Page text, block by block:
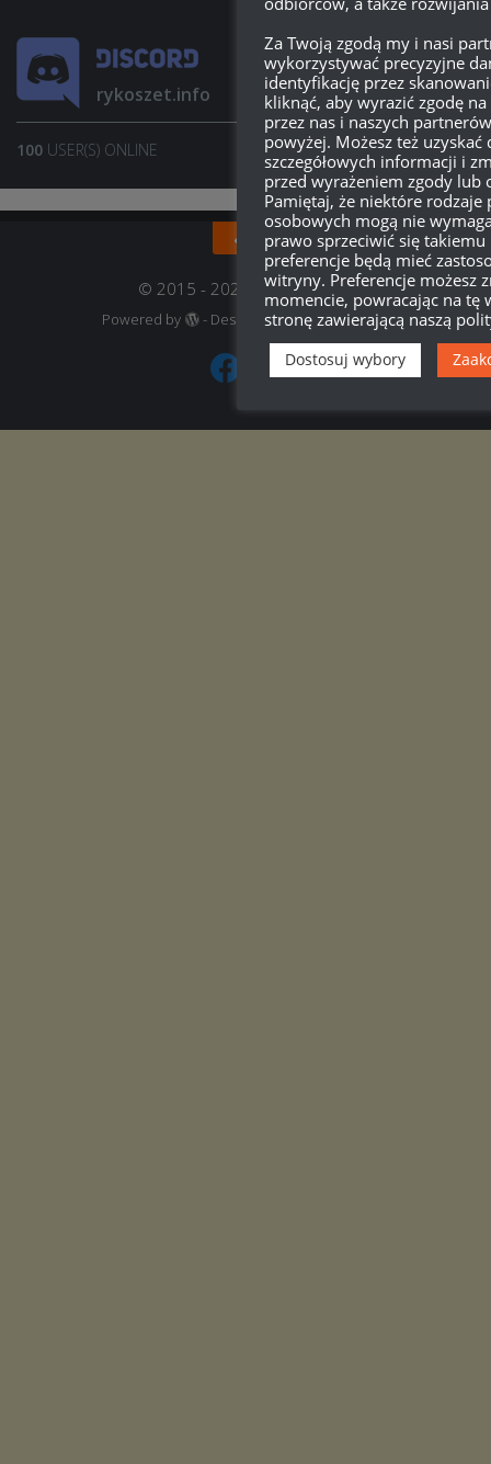
rykoszet.info
100 USER(S) ONLINE JOIN SERVER
© 2015 - 2022, rykoszet.info
Powered by - Designed withHueman Pro
Za Twoją zgodą my i nasi
wykorzystywać precyzyjne
identyfikację przez
kliknąć, aby wyrazić zgodę
przez nas i naszych
powyżej. Możesz też
szczegółowych informacji i
przed wyrażeniem zgody lub
Pamiętaj, że niektóre rodzaje
osobowych mogą nie
prawo sprzeciwić się
preferencje będą mieć
witryny. Preferencje możesz
momencie, powracając na tę
stronę zawierającą naszą
Dostosuj wybory